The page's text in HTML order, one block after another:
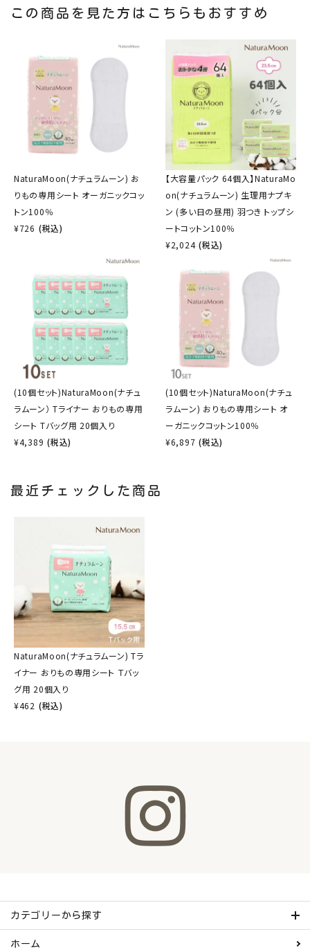
この商品を見た方はこちらもおすすめ
NaturaMoon(ナチュラムーン) お
りもの専用シート オーガニックコッ
トン100％
¥726 (税込)
【大容量パック 64個入】NaturaMo
on(ナチュラムーン) 生理用ナプキ
ン (多い日の昼用) 羽つき トップシ
ートコットン100％
¥2,024 (税込)
(10個セット)NaturaMoon(ナチュ
ラムーン） Tライナー おりもの専用
シート Tバッグ用 20個入り
¥4,389 (税込)
(10個セット)NaturaMoon(ナチュ
ラムーン) おりもの専用シート オ
ーガニックコットン100％
¥6,897 (税込)
最近チェックした商品
NaturaMoon(ナチュラムーン) Tラ
イナー おりもの専用シート Ｔバッ
グ用 20個入り
¥462 (税込)
カテゴリーから探す
ホーム